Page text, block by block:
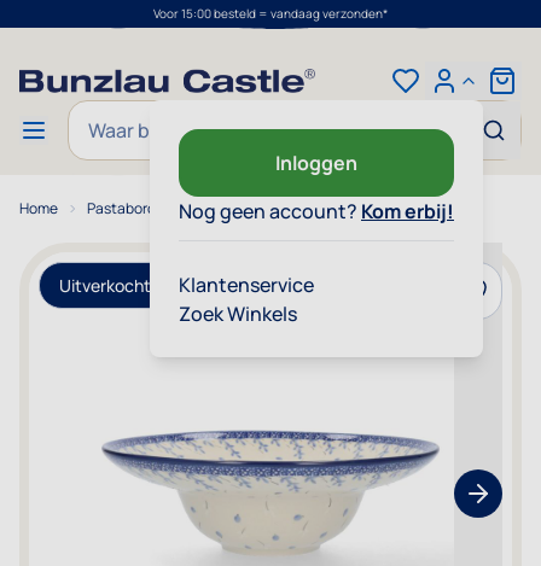
Voor 15:00 besteld = vandaag verzonden*
Inloggen
Nog geen account? Kom erbij!
Klantenservice
Zoek Winkels
Cart
Zoek
Home Pastabord Ø: 25 cm - Berry Dance
Uitverkocht
Voeg
Show